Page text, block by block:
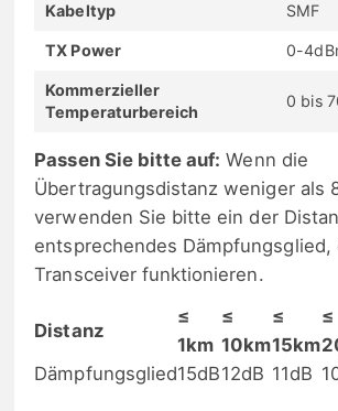
Kabeltyp SMF
TX Power 0-
Kommerzieller
Temperaturbereich
0 bis
Passen Sie bitte auf: Wenn die
Übertragungsdistanz weniger als
verwenden Sie bitte ein der
entsprechendes Dämpfungsglied,
Transceiver funktionieren.
Distanz
≤
1km
≤
10km
≤
15km
≤
Dämpfungsglied15dB12dB 11dB